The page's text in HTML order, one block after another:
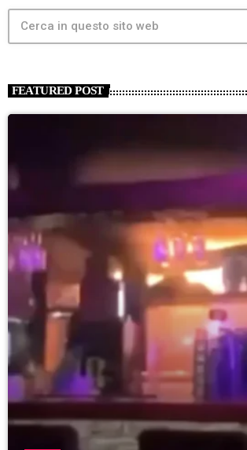
FEATURED POST